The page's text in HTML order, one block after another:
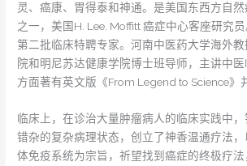
灵、癌康、胃得泰和神通。是美国东西方自
之一，美国H. Lee. Moffitt 癌症中心客座研究
第二批临床特聘专家。河南中医药大学海外
院和明尼苏达健康学院博士班导师，主讲中
方面著有英文版《From Legend to Science》
临床上，在诊治大量肿瘤病人的临床实践中
错杂的复杂病理状态，创立了神香温通疗法
体免疫系统为宗旨，祈望找到癌症的终极疗